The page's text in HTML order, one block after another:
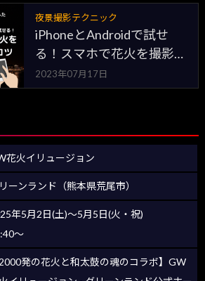
夜景撮影テクニック
iPhoneとAndroidで試せ
る！スマホで花火を撮影す
るコツ・設定をご紹介
2023年07月17日
花火イリュージョン
ーンランド（熊本県荒尾市）
年5月2日(土)～5月5日(火・祝)
～
2000発の花火と和太鼓の魂のコラボ】GW